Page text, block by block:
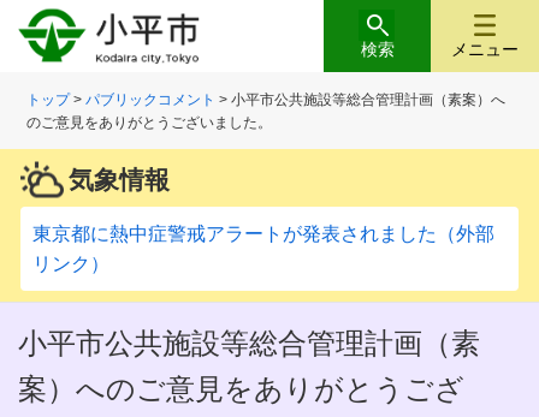
メニュー
検索
トップ>パブリックコメント > 小平市公共施設等総合管理計画（素案）へ
のご意見をありがとうございました。
気象情報
東京都に熱中症警戒アラートが発表されました（外部
リンク）
小平市公共施設等総合管理計画（素
案）へのご意見をありがとうござ